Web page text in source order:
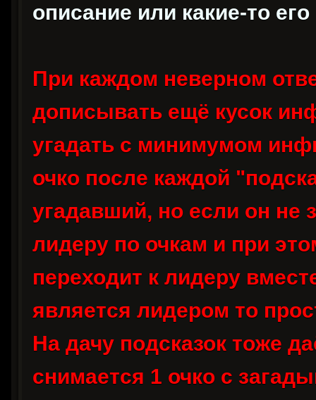
описание или какие-то
При каждом неверном
дописывать ещё кусок
угадать с минимумом
очко после каждой
угадавший, но если он не
лидеру по очкам и при
переходит к лидеру
является лидером то
На дачу подсказок тоже
снимается 1 очко с